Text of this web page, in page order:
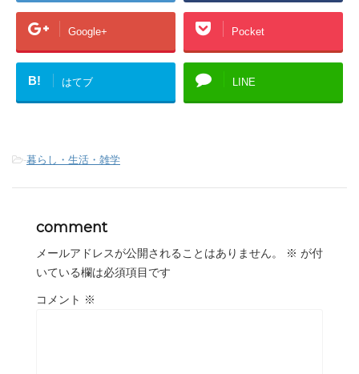
Google+ Pocket
B! はてブ LINE
-暮らし・生活・雑学
comment
メールアドレスが公開されることはありません。 ※ が付
いている欄は必須項目です
コメント ※